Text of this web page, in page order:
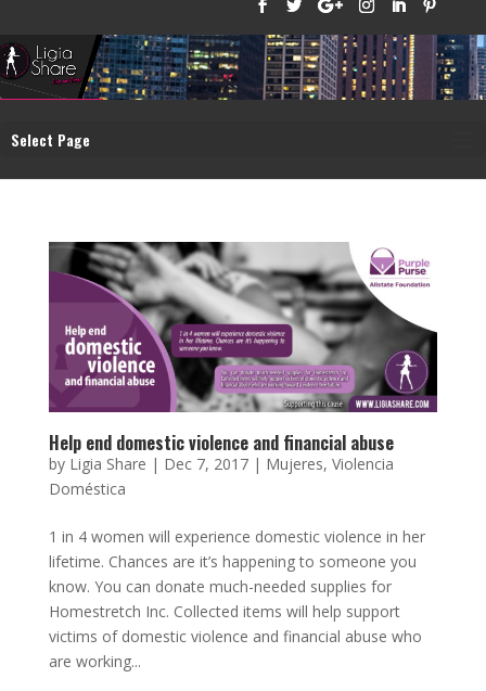
Select Page
Help end domestic violence and financial abuse
by Ligia Share | Dec 7, 2017| Mujeres, Violencia
Doméstica
1 in 4 women will experience domestic violence in her
lifetime. Chances are it’s happening to someone you
know. You can donate much-needed supplies for
Homestretch Inc. Collected items will help support
victims of domestic violence and financial abuse who
are working...